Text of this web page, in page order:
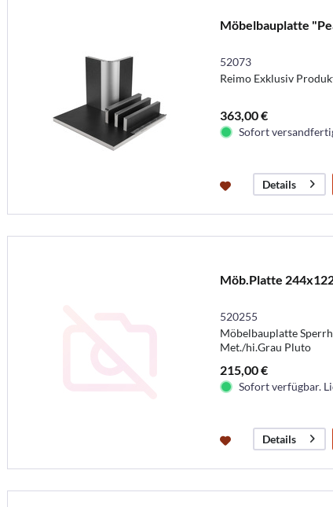
Möbelbauplatte
52073
Reimo Exklusiv
363,00 €
Sofort
Details
Möb.Platte
520255
Möbelbauplatte
Met./hi.Grau Pluto
215,00 €
Sofort verfügbar.
Details